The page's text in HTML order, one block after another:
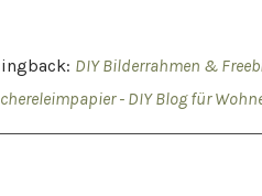
DIY Bilderrahmen &
- DIY Blog für